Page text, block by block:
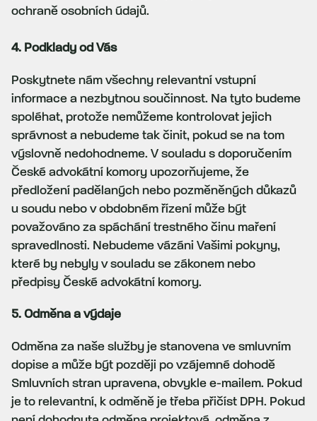
ochraně osobních údajů.
4. Podklady od Vás
Poskytnete nám všechny relevantní vstupní
informace a nezbytnou součinnost. Na tyto budeme
spoléhat, protože nemůžeme kontrolovat jejich
správnost a nebudeme tak činit, pokud se na tom
výslovně nedohodneme. V souladu s doporučením
České advokátní komory upozorňujeme, že
předložení padělaných nebo pozměněných důkazů
u soudu nebo v obdobném řízení může být
považováno za spáchání trestného činu maření
spravedlnosti. Nebudeme vázáni Vašimi pokyny,
které by nebyly v souladu se zákonem nebo
předpisy České advokátní komory.
5. Odměna a výdaje
Odměna za naše služby je stanovena ve smluvním
dopise a může být později po vzájemné dohodě
Smluvních stran upravena, obvykle e-mailem. Pokud
je to relevantní, k odměně je třeba přičíst DPH. Pokud